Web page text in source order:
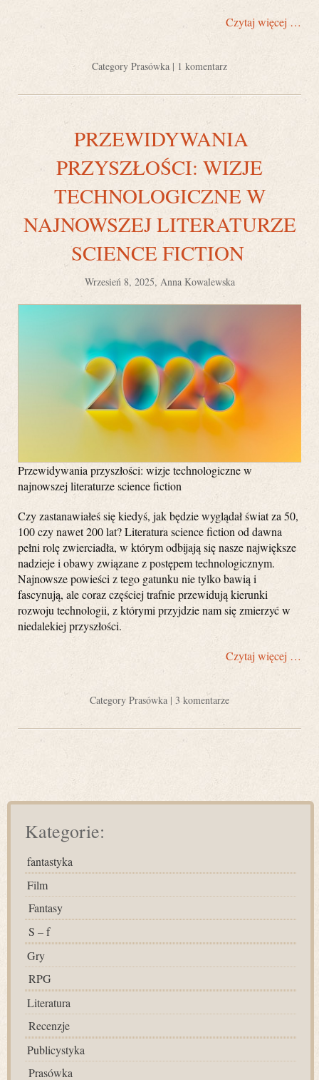
Czytaj więcej …
Category Prasówka | 1 komentarz
PRZEWIDYWANIA
PRZYSZŁOŚCI: WIZJE
TECHNOLOGICZNE W
NAJNOWSZEJ LITERATURZE
SCIENCE FICTION
Wrzesień 8, 2025, Anna Kowalewska
Przewidywania przyszłości: wizje technologiczne w
najnowszej literaturze science fiction
Czy zastanawiałeś się kiedyś, jak będzie wyglądał świat za 50,
100 czy nawet 200 lat? Literatura science fiction od dawna
pełni rolę zwierciadła, w którym odbijają się nasze największe
nadzieje i obawy związane z postępem technologicznym.
Najnowsze powieści z tego gatunku nie tylko bawią i
fascynują, ale coraz częściej trafnie przewidują kierunki
rozwoju technologii, z którymi przyjdzie nam się zmierzyć w
niedalekiej przyszłości.
Czytaj więcej …
Category Prasówka | 3 komentarze
Kategorie:
fantastyka
Film
Fantasy
S – f
Gry
RPG
Literatura
Recenzje
Publicystyka
Prasówka